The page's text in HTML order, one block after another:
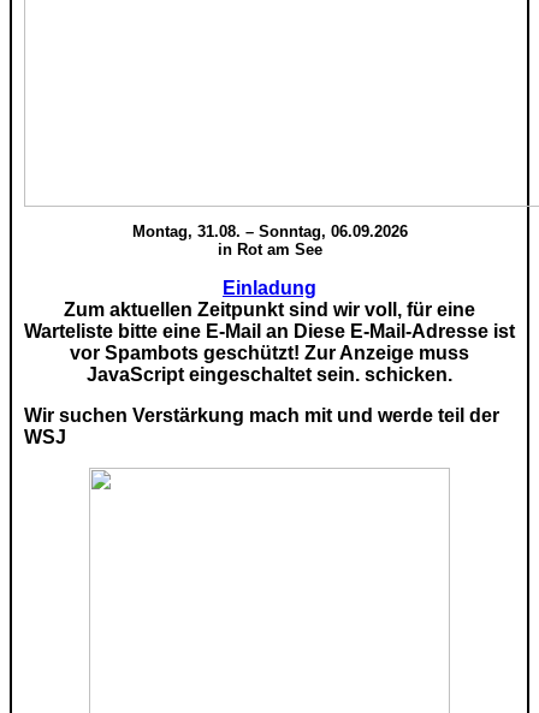
Montag, 31.08. – Sonntag, 06.09.2026
in Rot am See
Einladung
Zum aktuellen Zeitpunkt sind wir voll, für eine
Warteliste bitte eine E-Mail an Diese E-Mail-Adresse ist
vor Spambots geschützt! Zur Anzeige muss
JavaScript eingeschaltet sein. schicken.
Wir suchen Verstärkung mach mit und werde teil der
WSJ